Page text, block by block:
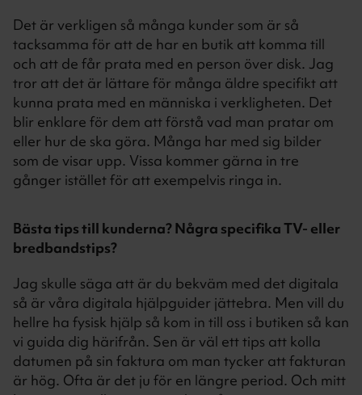
Det är verkligen så många kunder som är så
tacksamma för att de har en butik att komma till
och att de får prata med en person över disk. Jag
tror att det är lättare för många äldre specifikt att
kunna prata med en människa i verkligheten. Det
blir enklare för dem att förstå vad man pratar om
eller hur de ska göra. Många har med sig bilder
som de visar upp. Vissa kommer gärna in tre
gånger istället för att exempelvis ringa in.
Bästa tips till kunderna? Några specifika TV- eller
bredbandstips?
Jag skulle säga att är du bekväm med det digitala
så är våra digitala hjälpguider jättebra. Men vill du
hellre ha fysisk hjälp så kom in till oss i butiken så kan
vi guida dig härifrån. Sen är väl ett tips att kolla
datumen på sin faktura om man tycker att fakturan
är hög. Ofta är det ju för en längre period. Och mitt